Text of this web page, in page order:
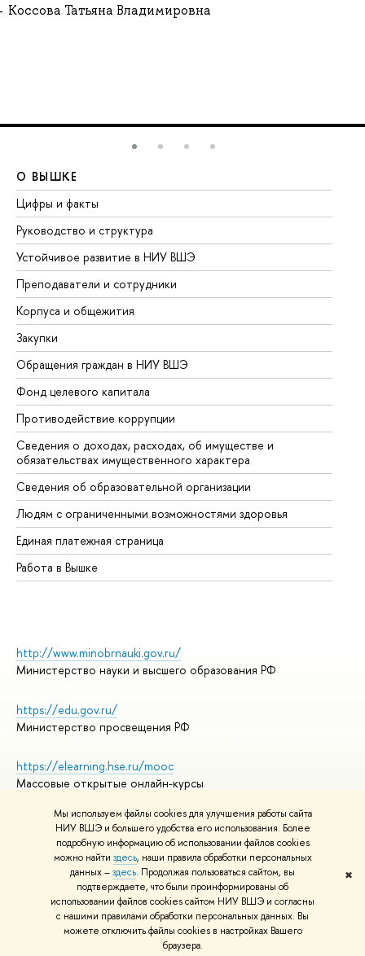
Мы используем файлы cookies для улучшения работы сайта
НИУ ВШЭ и большего удобства его использования. Более
подробную информацию об использовании файлов cookies
можно найти здесь, наши правила обработки персональных
данных –здесь. Продолжая пользоваться сайтом, вы
подтверждаете, что были проинформированы об
использовании файлов cookies сайтом НИУ ВШЭ и согласны
с нашими правилами обработки персональных данных. Вы
можете отключить файлы cookies в настройках Вашего
браузера.
✖
Коссова Татьяна Владимировна
О ВЫШКЕ
Цифры и факты
Руководство и структура
Устойчивое развитие в НИУ ВШЭ
Преподаватели и сотрудники
Корпуса и общежития
Закупки
Обращения граждан в НИУ ВШЭ
Фонд целевого капитала
Противодействие коррупции
Сведения о доходах, расходах, об имуществе и
обязательствах имущественного характера
Сведения об образовательной организации
Людям с ограниченными возможностями здоровья
Единая платежная страница
Работа в Вышке
http://www.minobrnauki.gov.ru/
Министерство науки и высшего образования РФ
https://edu.gov.ru/
Министерство просвещения РФ
https://elearning.hse.ru/mooc
Массовые открытые онлайн-курсы
© НИУ ВШЭ 1993–2026
Адреса и контакты
Условия использования материалов
Политика конфиденциальности
Правила применения рекомендательных технологий в НИУ ВШЭ
Карта сайта